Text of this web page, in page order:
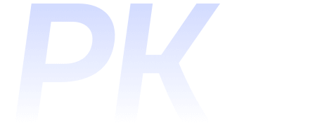
票通哪